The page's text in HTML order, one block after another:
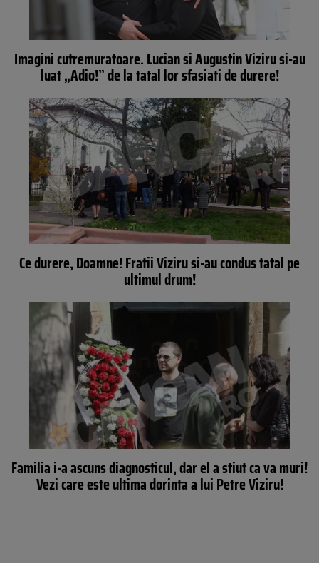
Imagini cutremuratoare. Lucian si Augustin Viziru si-au
luat „Adio!” de la tatal lor sfasiati de durere!
Ce durere, Doamne! Fratii Viziru si-au condus tatal pe
ultimul drum!
Familia i-a ascuns diagnosticul, dar el a stiut ca va muri!
Vezi care este ultima dorinta a lui Petre Viziru!